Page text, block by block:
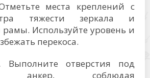
места креплений с
тяжести зеркала и
Используйте уровень и
перекоса.
Выполните отверстия под
анкер, соблюдая